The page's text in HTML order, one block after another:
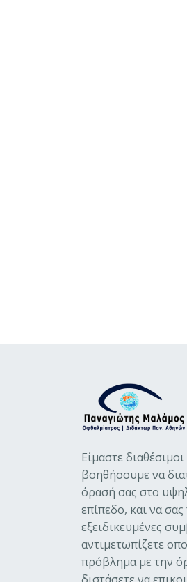
Είμαστε
βοηθήσουμε να
όρασή σας στο
επίπεδο, και να
εξειδικευμένες
αντιμετωπίζετε
πρόβλημα με την